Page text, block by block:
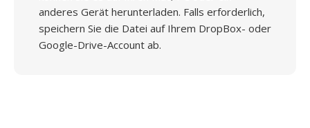
anderes Gerät herunterladen. Falls erforderlich,
speichern Sie die Datei auf Ihrem DropBox- oder
Google-Drive-Account ab.